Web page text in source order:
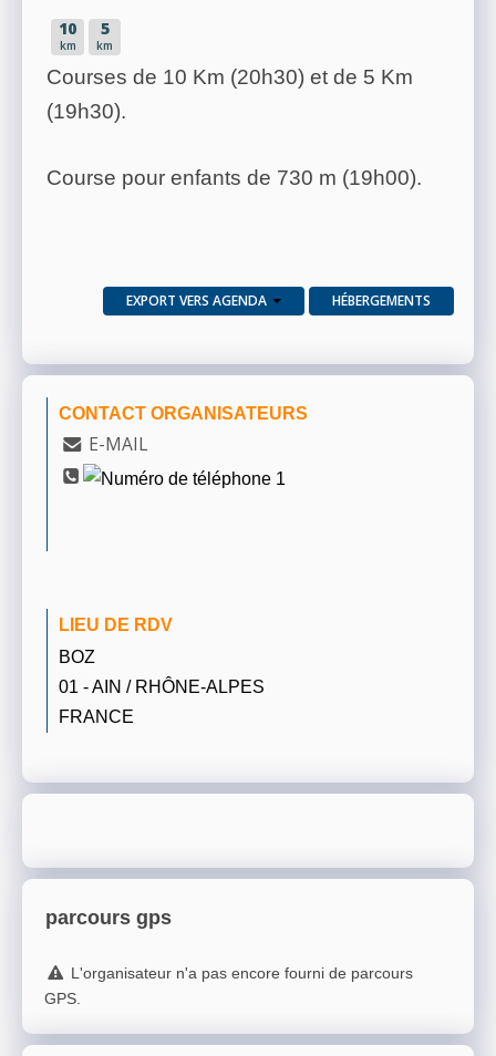
10
km
5
km
Courses de 10 Km (20h30) et de 5 Km
(19h30).
Course pour enfants de 730 m (19h00).
EXPORT VERS AGENDA HÉBERGEMENTS
CONTACT ORGANISATEURS
E-MAIL
LIEU DE RDV
BOZ
01 - AIN / RHÔNE-ALPES
FRANCE
parcours gps
L'organisateur n'a pas encore fourni de parcours
GPS.